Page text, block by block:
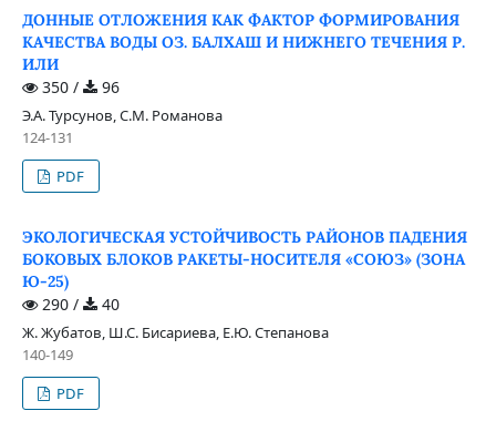
ДОННЫЕ ОТЛОЖЕНИЯ КАК ФАКТОР ФОРМИРОВАНИЯ
КАЧЕСТВА ВОДЫ ОЗ. БАЛХАШ И НИЖНЕГО ТЕЧЕНИЯ Р.
ИЛИ
350 / 96
Э.А. Турсунов, С.М. Романова
124-131
PDF
ЭКОЛОГИЧЕСКАЯ УСТОЙЧИВОСТЬ РАЙОНОВ ПАДЕНИЯ
БОКОВЫХ БЛОКОВ РАКЕТЫ-НОСИТЕЛЯ «СОЮЗ» (ЗОНА
Ю-25)
290 / 40
Ж. Жубатов, Ш.С. Бисариева, Е.Ю. Степанова
140-149
PDF